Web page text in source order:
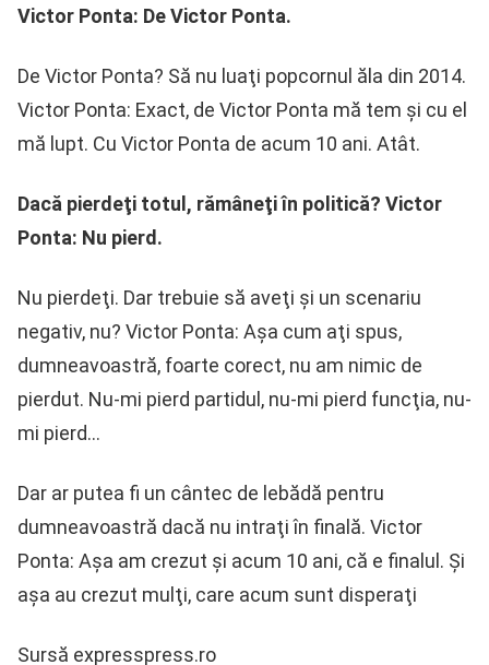
Victor Ponta: De Victor Ponta.
De Victor Ponta? Să nu luaţi popcornul ăla din 2014.
Victor Ponta: Exact, de Victor Ponta mă tem şi cu el
mă lupt. Cu Victor Ponta de acum 10 ani. Atât.
Dacă pierdeţi totul, rămâneţi în politică? Victor
Ponta: Nu pierd.
Nu pierdeţi. Dar trebuie să aveţi şi un scenariu
negativ, nu? Victor Ponta: Aşa cum aţi spus,
dumneavoastră, foarte corect, nu am nimic de
pierdut. Nu-mi pierd partidul, nu-mi pierd funcţia, nu-
mi pierd…
Dar ar putea fi un cântec de lebădă pentru
dumneavoastră dacă nu intraţi în finală. Victor
Ponta: Aşa am crezut şi acum 10 ani, că e finalul. Şi
aşa au crezut mulţi, care acum sunt disperaţi
Sursă expresspress.ro